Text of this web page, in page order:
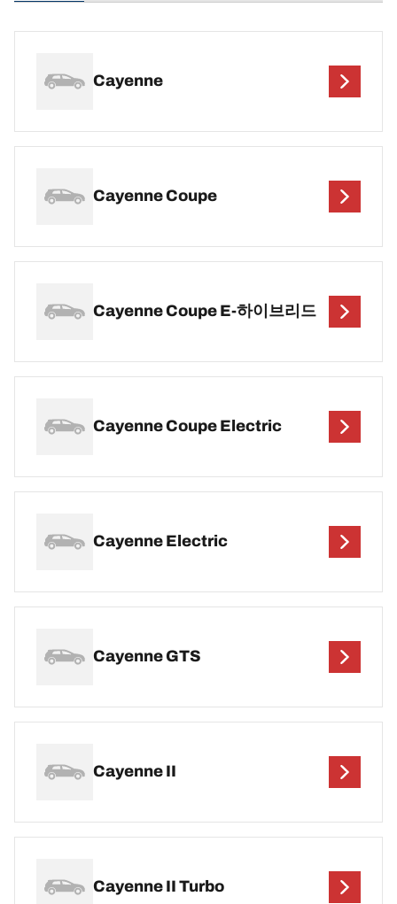
Cayenne
Cayenne Coupe
Cayenne Coupe E-하이브리드
Cayenne Coupe Electric
Cayenne Electric
Cayenne GTS
Cayenne II
Cayenne II Turbo